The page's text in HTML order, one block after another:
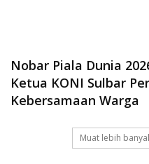
Nobar Piala Dunia
Ketua KONI Sulbar
Kebersamaan Warga
Muat lebih